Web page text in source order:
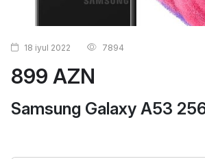
899 AZN
Samsung Galaxy A53
18 iyul 2022 7894